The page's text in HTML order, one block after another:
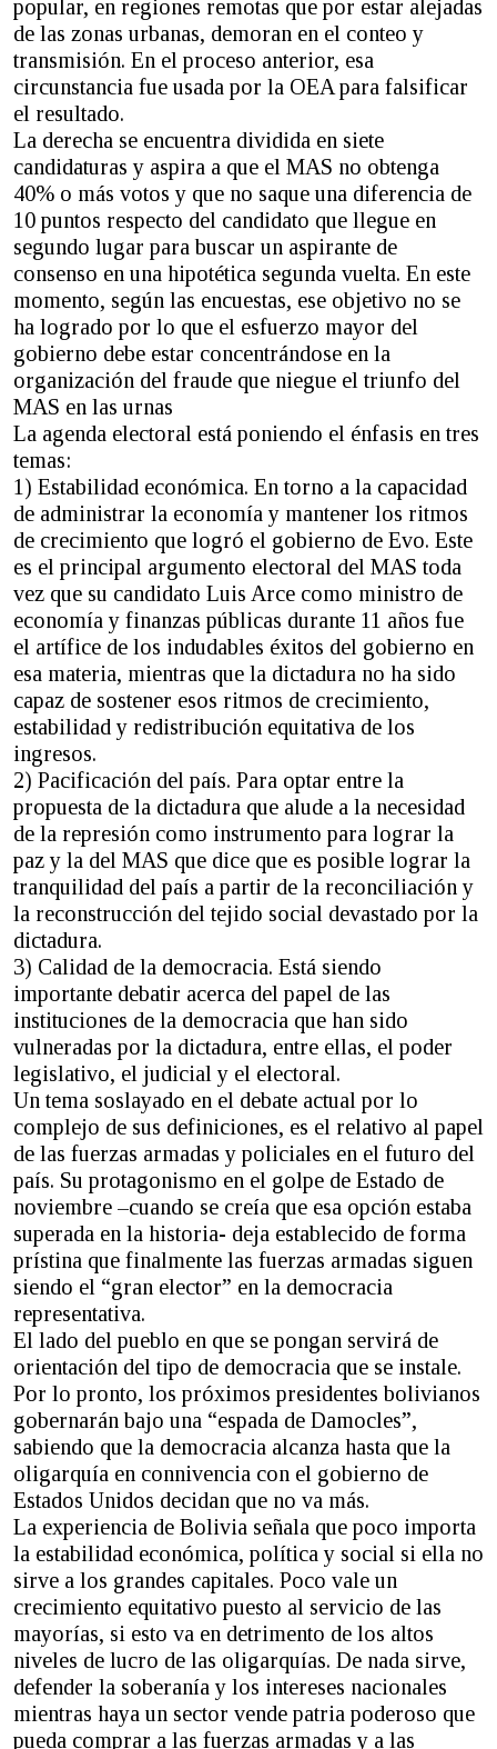
popular, en regiones remotas que por estar alejadas
de las zonas urbanas, demoran en el conteo y
transmisión. En el proceso anterior, esa
circunstancia fue usada por la OEA para falsificar
el resultado.
La derecha se encuentra dividida en siete
candidaturas y aspira a que el MAS no obtenga
40% o más votos y que no saque una diferencia de
10 puntos respecto del candidato que llegue en
segundo lugar para buscar un aspirante de
consenso en una hipotética segunda vuelta. En este
momento, según las encuestas, ese objetivo no se
ha logrado por lo que el esfuerzo mayor del
gobierno debe estar concentrándose en la
organización del fraude que niegue el triunfo del
MAS en las urnas
La agenda electoral está poniendo el énfasis en tres
temas:
1) Estabilidad económica. En torno a la capacidad
de administrar la economía y mantener los ritmos
de crecimiento que logró el gobierno de Evo. Este
es el principal argumento electoral del MAS toda
vez que su candidato Luis Arce como ministro de
economía y finanzas públicas durante 11 años fue
el artífice de los indudables éxitos del gobierno en
esa materia, mientras que la dictadura no ha sido
capaz de sostener esos ritmos de crecimiento,
estabilidad y redistribución equitativa de los
ingresos.
2) Pacificación del país. Para optar entre la
propuesta de la dictadura que alude a la necesidad
de la represión como instrumento para lograr la
paz y la del MAS que dice que es posible lograr la
tranquilidad del país a partir de la reconciliación y
la reconstrucción del tejido social devastado por la
dictadura.
3) Calidad de la democracia. Está siendo
importante debatir acerca del papel de las
instituciones de la democracia que han sido
vulneradas por la dictadura, entre ellas, el poder
legislativo, el judicial y el electoral.
Un tema soslayado en el debate actual por lo
complejo de sus definiciones, es el relativo al papel
de las fuerzas armadas y policiales en el futuro del
país. Su protagonismo en el golpe de Estado de
noviembre –cuando se creía que esa opción estaba
superada en la historia- deja establecido de forma
prístina que finalmente las fuerzas armadas siguen
siendo el “gran elector” en la democracia
representativa.
El lado del pueblo en que se pongan servirá de
orientación del tipo de democracia que se instale.
Por lo pronto, los próximos presidentes bolivianos
gobernarán bajo una “espada de Damocles”,
sabiendo que la democracia alcanza hasta que la
oligarquía en connivencia con el gobierno de
Estados Unidos decidan que no va más.
La experiencia de Bolivia señala que poco importa
la estabilidad económica, política y social si ella no
sirve a los grandes capitales. Poco vale un
crecimiento equitativo puesto al servicio de las
mayorías, si esto va en detrimento de los altos
niveles de lucro de las oligarquías. De nada sirve,
defender la soberanía y los intereses nacionales
mientras haya un sector vende patria poderoso que
pueda comprar a las fuerzas armadas y a las